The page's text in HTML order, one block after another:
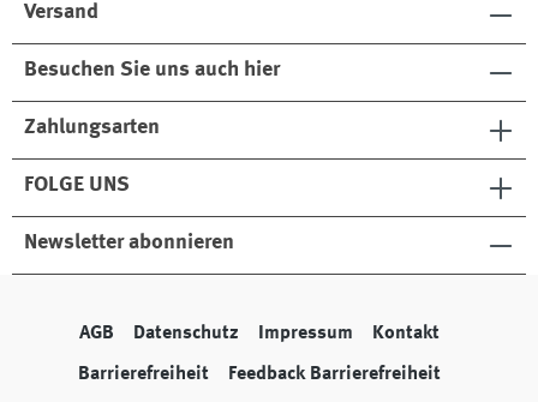
Versand
Besuchen Sie uns auch hier
Zahlungsarten
FOLGE UNS
Newsletter abonnieren
AGB Datenschutz Impressum Kontakt
Barrierefreiheit Feedback Barrierefreiheit